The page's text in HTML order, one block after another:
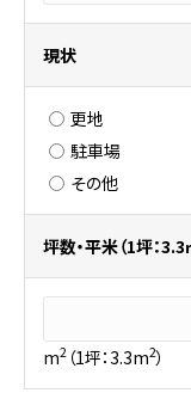
現状
更地
駐車場
その他
坪数・平米（1坪：3.3
m2 （1坪：3.3m2）